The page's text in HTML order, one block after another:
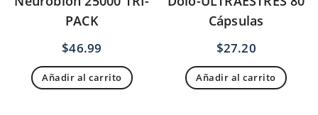
PACK
$46.99
Añadir al carrito
Cápsulas
$27.20
Añadir al carrito